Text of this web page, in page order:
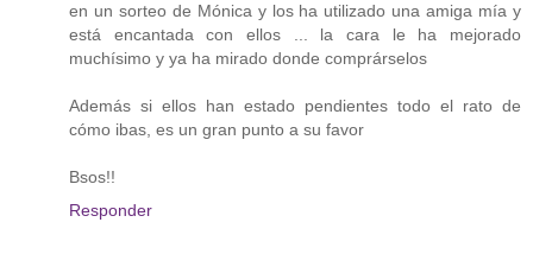
en un sorteo de Mónica y los ha utilizado una amiga mía y
está encantada con ellos ... la cara le ha mejorado
muchísimo y ya ha mirado donde comprárselos
Además si ellos han estado pendientes todo el rato de
cómo ibas, es un gran punto a su favor
Bsos!!
Responder